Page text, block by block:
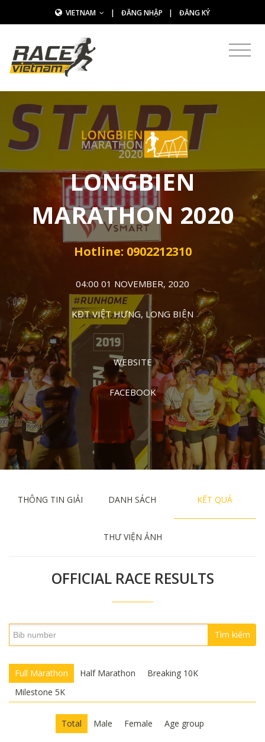
VIETNAM | ĐĂNG NHẬP | ĐĂNG KÝ
LONGBIEN
MARATHON 2020
Hotline: 0902212310
04:00 01 NOVEMBER, 2020
KĐT VIỆT HƯNG, LONG BIÊN
WEBSITE
FACEBOOK
THÔNG TIN GIẢI DANH SÁCH KẾT QUẢ
THƯ VIỆN ẢNH
OFFICIAL RACE RESULTS
Tìm kiếm
Full Marathon Half Marathon
Breaking 10K
Milestone 5K
Total Male Female Age group